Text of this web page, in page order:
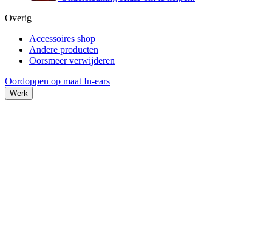
Overig
Accessoires shop
Andere producten
Oorsmeer verwijderen
Oordoppen op maat In-ears
Werk